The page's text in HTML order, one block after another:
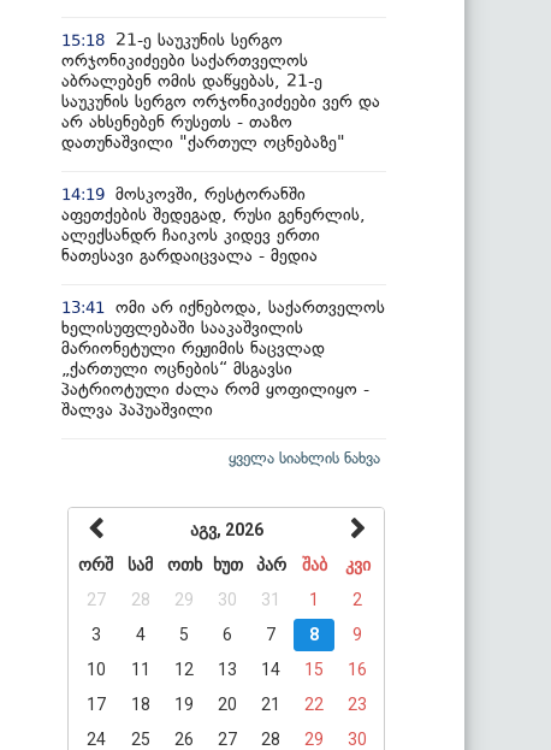
15:18
21-ე საუკუნის სერგო
ორჯონიკიძეები საქართველოს
აბრალებენ ომის დაწყებას, 21-ე
საუკუნის სერგო ორჯონიკიძეები ვერ და
არ ახსენებენ რუსეთს - თაზო
დათუნაშვილი "ქართულ ოცნებაზე"
14:19 მოსკოვში, რესტორანში
აფეთქების შედეგად, რუსი გენერლის,
ალექსანდრ ჩაიკოს კიდევ ერთი
ნათესავი გარდაიცვალა - მედია
13:41
ომი არ იქნებოდა, საქართველოს
ხელისუფლებაში სააკაშვილის
მარიონეტული რეჟიმის ნაცვლად
„ქართული ოცნების“ მსგავსი
პატრიოტული ძალა რომ ყოფილიყო -
შალვა პაპუაშვილი
ყველა სიახლის ნახვა
აგვ, 2026
ორშ
სამ ოთხ ხუთ პარ შაბ
კვი
27
28 29 30 31 1
2
3
4 5 6 7 8
9
10
11 12 13 14 15
16
17
18 19 20 21 22
23
24
25 26 27 28 29
30